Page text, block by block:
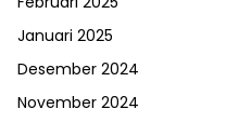
Januari 2025
Desember 2024
November 2024